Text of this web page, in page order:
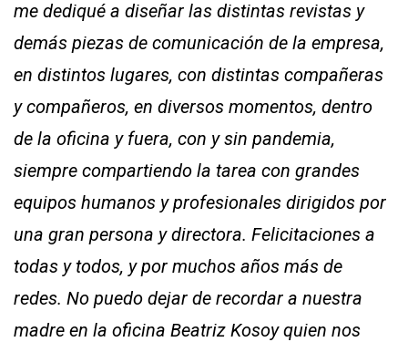
me dediqué a diseñar las distintas revistas y
demás piezas de comunicación de la empresa,
en distintos lugares, con distintas compañeras
y compañeros, en diversos momentos, dentro
de la oficina y fuera, con y sin pandemia,
siempre compartiendo la tarea con grandes
equipos humanos y profesionales dirigidos por
una gran persona y directora. Felicitaciones a
todas y todos, y por muchos años más de
redes. No puedo dejar de recordar a nuestra
madre en la oficina Beatriz Kosoy quien nos